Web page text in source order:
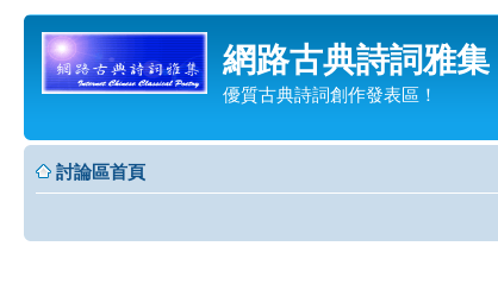
網路古典詩詞雅集
優質古典詩詞創作發表區！
討論區首頁